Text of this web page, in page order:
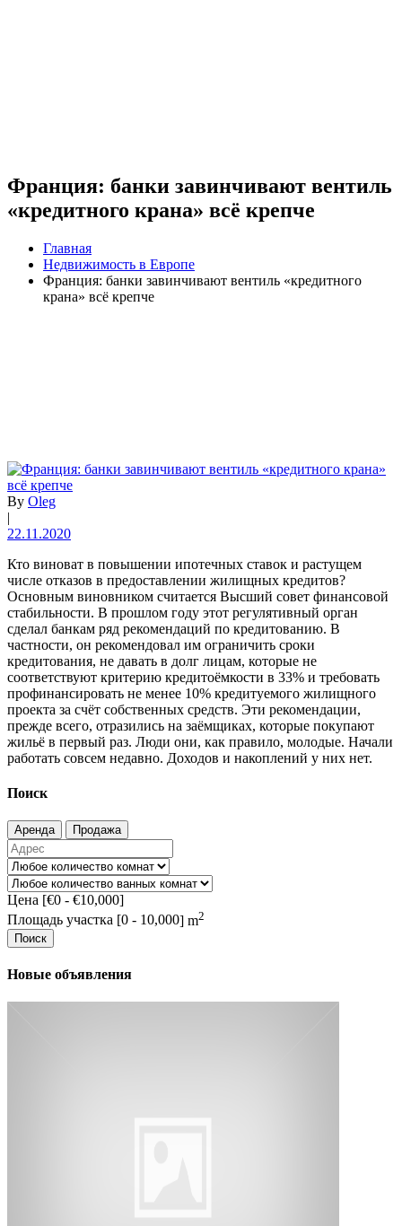
Франция: банки завинчивают вентиль
«кредитного крана» всё крепче
Главная
Недвижимость в Европе
Франция: банки завинчивают вентиль «кредитного
крана» всё крепче
By Oleg
|
22.11.2020
Кто виноват в повышении ипотечных ставок и растущем
числе отказов в предоставлении жилищных кредитов?
Основным виновником считается Высший совет финансовой
стабильности. В прошлом году этот регулятивный орган
сделал банкам ряд рекомендаций по кредитованию. В
частности, он рекомендовал им ограничить сроки
кредитования, не давать в долг лицам, которые не
соответствуют критерию кредитоёмкости в 33% и требовать
профинансировать не менее 10% кредитуемого жилищного
проекта за счёт собственных средств. Эти рекомендации,
прежде всего, отразились на заёмщиках, которые покупают
жильё в первый раз. Люди они, как правило, молодые. Начали
работать совсем недавно. Доходов и накоплений у них нет.
Поиск
Аренда Продажа
Цена [€0 - €10,000]
Площадь участка [0 - 10,000] m2
Поиск
Новые объявления